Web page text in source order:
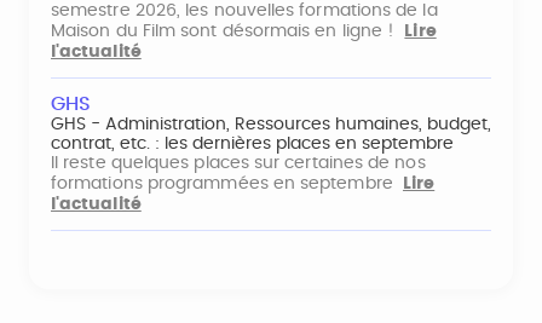
semestre 2026, les nouvelles formations de la
Maison du Film sont désormais en ligne !
Lire
l'actualité
GHS
GHS - Administration, Ressources humaines, budget,
contrat, etc. : les dernières places en septembre
Il reste quelques places sur certaines de nos
formations programmées en septembre
Lire
l'actualité